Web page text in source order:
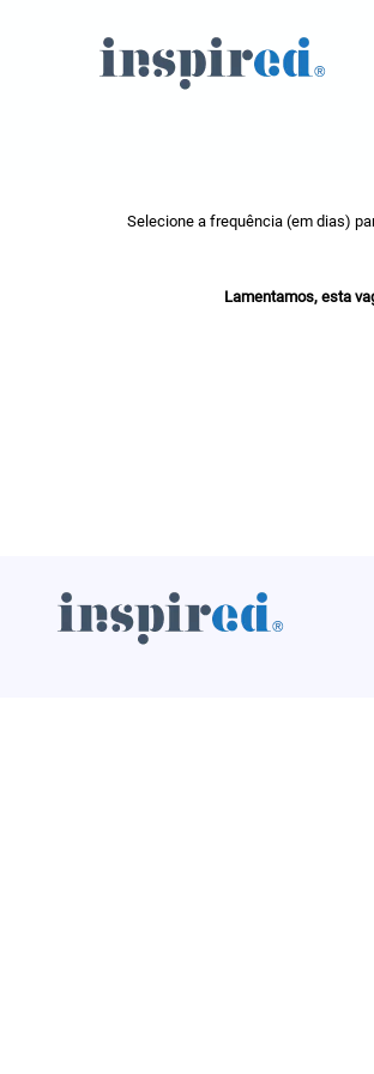
Pesquisar por palavra-
Selecione a frequência (em dias)
Lamentamos, esta